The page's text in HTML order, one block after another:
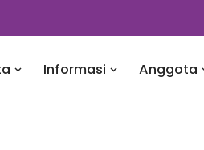
Informasi Anggota